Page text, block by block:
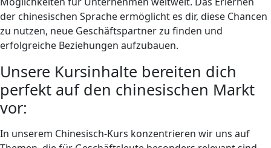
der chinesischen Sprache ermöglicht es dir, diese Chancen
zu nutzen, neue Geschäftspartner zu finden und
erfolgreiche Beziehungen aufzubauen.
Unsere Kursinhalte bereiten dich
perfekt auf den chinesischen Markt
vor:
In unserem Chinesisch-Kurs konzentrieren wir uns auf